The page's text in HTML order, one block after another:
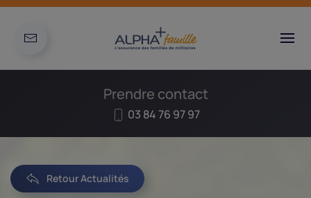
Prendre contact
03 84 76 97 97
Retour Actualités